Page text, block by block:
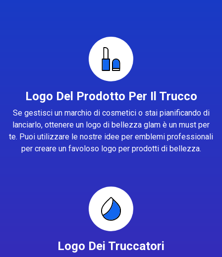
Logo Del Prodotto Per Il Trucco
Se gestisci un marchio di cosmetici o stai pianificando di
lanciarlo, ottenere un logo di bellezza glam è un must per
te. Puoi utilizzare le nostre idee per emblemi professionali
per creare un favoloso logo per prodotti di bellezza.
Logo Dei Truccatori